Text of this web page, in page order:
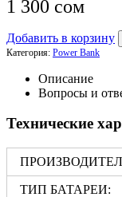
1 300 сом
Добавить в корзину
Категория: Power Bank
Описание
Вопросы и
Технические
ТИП БАТАРЕИ: